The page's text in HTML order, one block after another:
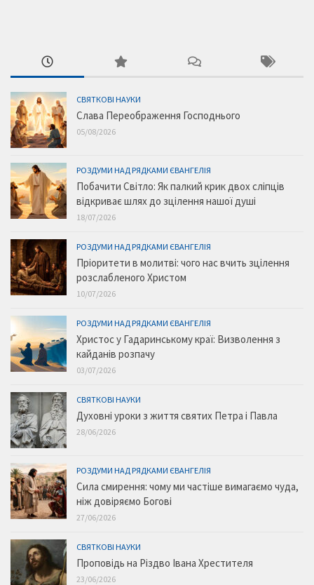
СВЯТКОВІ НАУКИ
Слава Переображення Господнього
05/08/2026
РОЗДУМИ НАД РЯДКАМИ ЄВАНГЕЛІЯ
Побачити Світло: Як палкий крик двох сліпців
відкриває шлях до зцілення нашої душі
18/07/2026
РОЗДУМИ НАД РЯДКАМИ ЄВАНГЕЛІЯ
Пріоритети в молитві: чого нас вчить зцілення
розслабленого Христом
10/07/2026
РОЗДУМИ НАД РЯДКАМИ ЄВАНГЕЛІЯ
Христос у Гадаринському краї: Визволення з
кайданів розпачу
03/07/2026
СВЯТКОВІ НАУКИ
Духовні уроки з життя святих Петра і Павла
28/06/2026
РОЗДУМИ НАД РЯДКАМИ ЄВАНГЕЛІЯ
Сила смирення: чому ми частіше вимагаємо чуда,
ніж довіряємо Богові
27/06/2026
СВЯТКОВІ НАУКИ
Проповідь на Різдво Івана Хрестителя
23/06/2026